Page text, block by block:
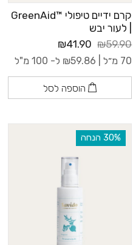
קרם ידיים טיפולי ™GreenAid
| לעור יבש
₪59.90
₪41.90
70 מ״ל | ₪59.86 ל- 100 מ"ל
הוספה לסל
‫30% הנחה